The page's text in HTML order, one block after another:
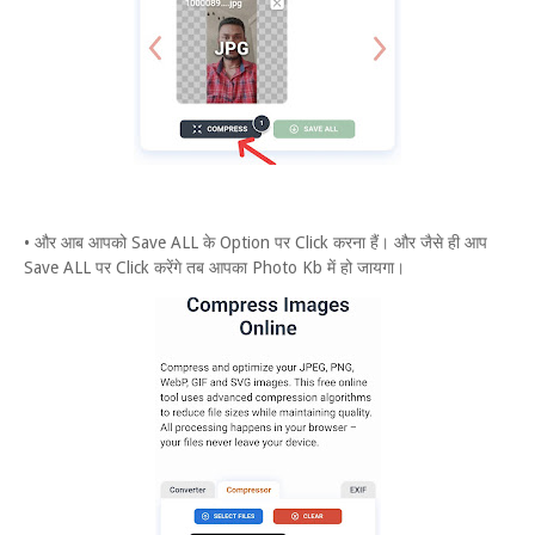
• और आब आपको Save ALL के Option पर Click करना हैं। और जैसे ही आप
Save ALL पर Click करेंगे तब आपका Photo Kb में हो जायगा।